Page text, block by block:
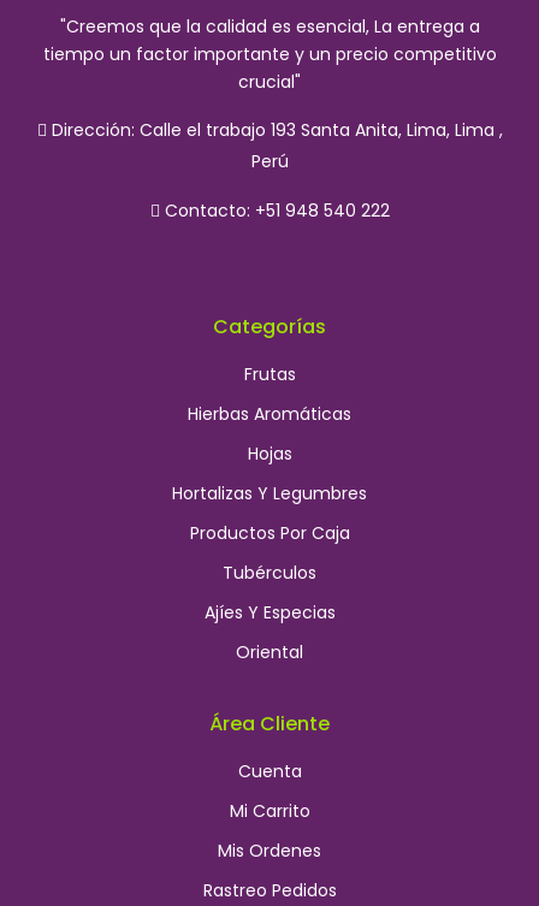
"Creemos que la calidad es esencial, La entrega a
tiempo un factor importante y un precio competitivo
crucial"
Dirección: Calle el trabajo 193 Santa Anita, Lima, Lima ,
Perú
Contacto: +51 948 540 222
Categorías
Frutas
Hierbas Aromáticas
Hojas
Hortalizas Y Legumbres
Productos Por Caja
Tubérculos
Ajíes Y Especias
Oriental
Área Cliente
Cuenta
Mi Carrito
Mis Ordenes
Rastreo Pedidos